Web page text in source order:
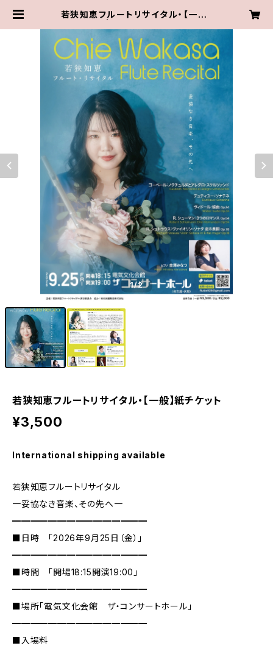
若狭知恵フルートリサイタル・【一般】
1/2
若狭知恵フルートリサイタル・【一般】紙チケット
¥3,500
International shipping available
若狭知恵フルートリサイタル
一妥協なき音楽、その先へ一
━━━━━━━━━━━━━━━
■日時 「2026年9月25日（金）」
━━━━━━━━━━━━━━━
■時間 「開場18:15開演19:00」
━━━━━━━━━━━━━━━
■場所「電気文化会館 ザ・コンサートホール」
━━━━━━━━━━━━━━━
■入場料